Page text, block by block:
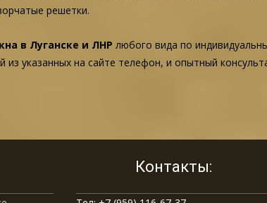
решетки.
в Луганске и ЛНР любого вида по
из указанных на сайте телефон, и опытный
Контакты: